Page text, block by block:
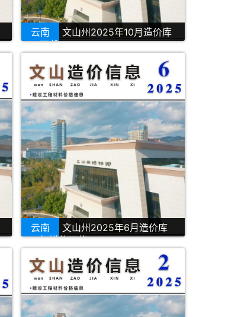
云南
文山州2025年10月造价库
PDF下载
云南
文山州2025年6月造价库
PDF扫描件下载